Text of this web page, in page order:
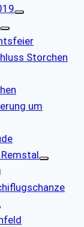
Storchen
um